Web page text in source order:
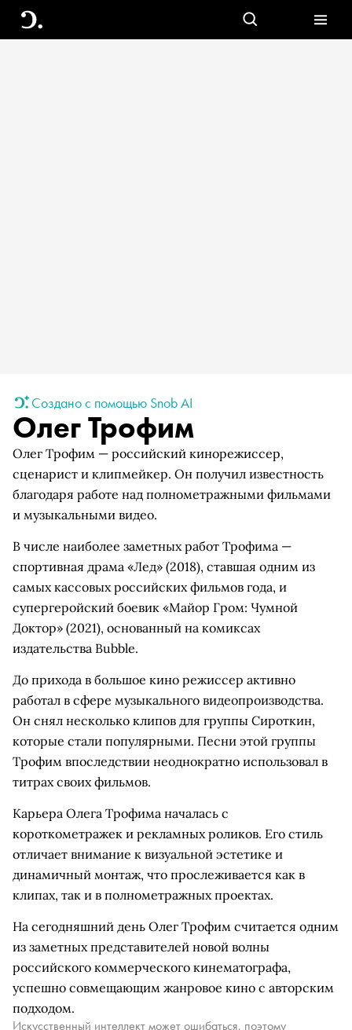
Создано с помощью Snob AI
Олег Трофим
Олег Трофим — российский кинорежиссер,
сценарист и клипмейкер. Он получил известность
благодаря работе над полнометражными фильмами
и музыкальными видео.
В числе наиболее заметных работ Трофима —
спортивная драма «Лед» (2018), ставшая одним из
самых кассовых российских фильмов года, и
супергеройский боевик «Майор Гром: Чумной
Доктор» (2021), основанный на комиксах
издательства Bubble.
До прихода в большое кино режиссер активно
работал в сфере музыкального видеопроизводства.
Он снял несколько клипов для группы Сироткин,
которые стали популярными. Песни этой группы
Трофим впоследствии неоднократно использовал в
титрах своих фильмов.
Карьера Олега Трофима началась с
короткометражек и рекламных роликов. Его стиль
отличает внимание к визуальной эстетике и
динамичный монтаж, что прослеживается как в
клипах, так и в полнометражных проектах.
На сегодняшний день Олег Трофим считается одним
из заметных представителей новой волны
российского коммерческого кинематографа,
успешно совмещающим жанровое кино с авторским
подходом.
Искусственный интеллект может ошибаться, поэтому